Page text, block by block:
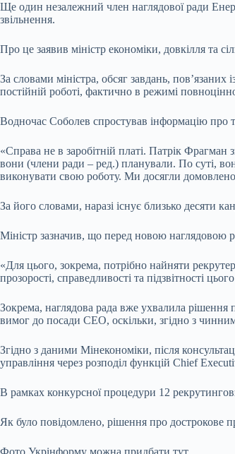
Ще один незалежний член наглядової ради
звільнення.
Про це заявив міністр економіки, довкілля та
За словами міністра, обсяг завдань,
постійній роботі, фактично в режимі
Водночас Соболев спростував інформацію про
«Справа не в заробітній платі. Патрік Фрагман
вони (члени ради – ред.) планували. По суті,
виконувати свою роботу. Ми досягли
За його словами, наразі існує близько десяти
Міністр зазначив, що перед новою наглядовою
«Для цього, зокрема, потрібно найняти
прозорості, справедливості та підзвітності
Зокрема, наглядова рада вже ухвалила рішення
вимог до посади CEO, оскільки, згідно з
Згідно з даними Мінекономіки, після
управління через розподіл функцій Chief
В рамках конкурсної процедури 12
Як було повідомлено, рішення про
Фото Укрінформу можна придбати тут